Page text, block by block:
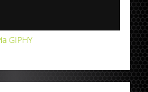
GIPHY